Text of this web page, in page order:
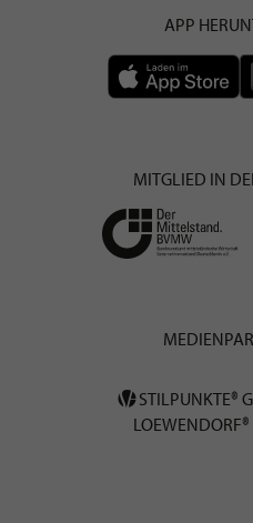
APP
MITGLIED IN
STILPUNKTE®